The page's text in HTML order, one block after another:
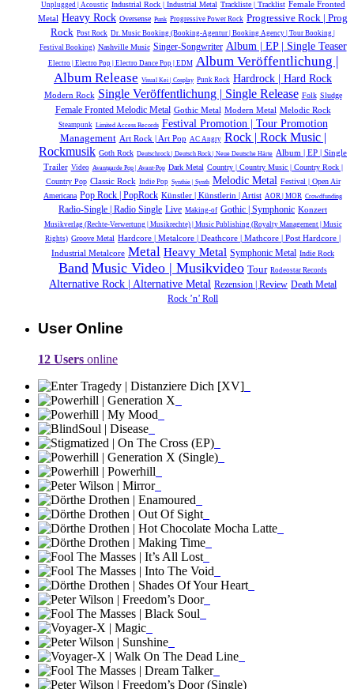
Unplugged | Acoustic Industrial Rock | Industrial Metal Trackliste | Tracklist Female Fronted
Metal Heavy Rock Oversense Punk Progressive Power Rock Progressive Rock | Prog
Rock Post Rock Dr. Music Booking (Booking-Agentur | Booking Agency | Tour Booking |
Festival Booking) Nashville Music Singer-Songwriter Album | EP | Single Teaser
Electro | Electro Pop | Electro Dance Pop | EDM Album Veröffentlichung |
Album Release Visual Kei | Cosplay Punk Rock Hardrock | Hard Rock
Modern Rock Single Veröffentlichung | Single Release Folk Sludge
Female Fronted Melodic Metal Gothic Metal Modern Metal Melodic Rock
Steampunk Limited Access Records Festival Promotion | Tour Promotion
Management Art Rock | Art Pop AC Angry Rock | Rock Music |
Rockmusik Goth Rock Deutschrock | Deutsch Rock | Neue Deutsche Härte Album | EP | Single
Trailer Video Avantgarde Pop | Avant-Pop Dark Metal Country | Country Music | Country Rock |
Country Pop Classic Rock Indie Pop Synthie | Synth Melodic Metal Festival | Open Air
Americana Pop Rock | PopRock Künstler | Künstlerin | Artist AOR | MOR Crowdfunding
Radio-Single | Radio Single Live Making-of Gothic | Symphonic Konzert
Musikverlag (Rechte-Verwertung | Musikrechte) | Music Publishing (Royalty Management | Music
Rights) Groove Metal Hardcore | Metalcore | Deathcore | Mathcore | Post Hardcore |
Industrial Metalcore Metal Heavy Metal Symphonic Metal Indie Rock
Band Music Video | Musikvideo Tour Rodeostar Records
Alternative Rock | Alternative Metal Rezension | Review Death Metal
Rock ’n’ Roll
User Online
12 Users online